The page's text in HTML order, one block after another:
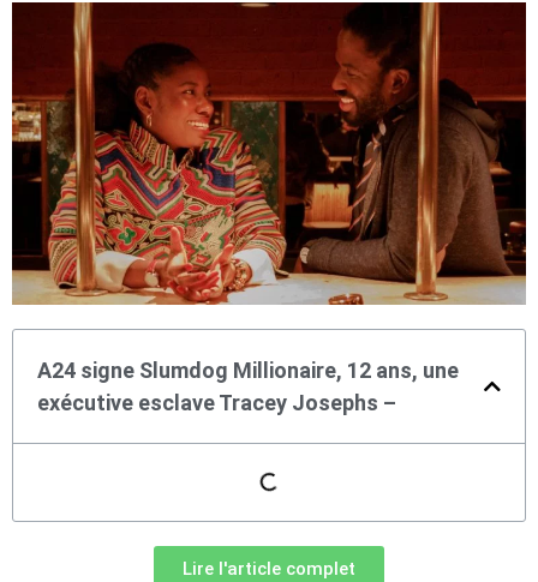
A24 signe Slumdog Millionaire, 12 ans, une
exécutive esclave Tracey Josephs –
Lire l'article complet